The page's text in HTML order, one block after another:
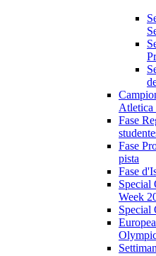
Atletica
Fase
Fase
pista
Fase
Special
Week
Special